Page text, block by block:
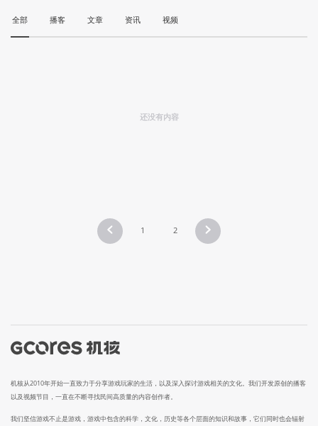
全部 播客 文章 资讯 视频
还没有内容
1 2
机核从2010年开始一直致力于分享游戏玩家的生活，以及深入探讨游戏相关的文化。我们开发原创的播客
以及视频节目，一直在不断寻找民间高质量的内容创作者。
我们坚信游戏不止是游戏，游戏中包含的科学，文化，历史等各个层面的知识和故事，它们同时也会辐射